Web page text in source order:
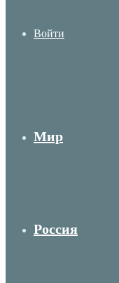
Войти
Мир
Россия